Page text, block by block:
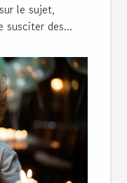
le sujet,
susciter des...